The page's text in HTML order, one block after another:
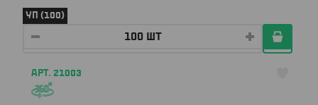
УП (100)
АРТ. 21003